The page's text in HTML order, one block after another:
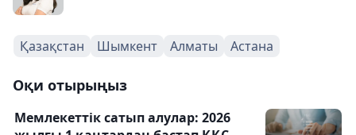
Қазақстан Шымкент Алматы Астана
Оқи отырыңыз
Мемлекеттік сатып алулар: 2026